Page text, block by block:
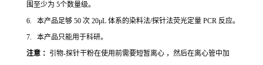
围至少为 5个数量级。
6. 本产品足够 50 次 20μL 体系的染料法/探针法荧光定量 PCR 反应。
7. 本产品只能用于科研。
注意 ： 引物-探针干粉在使用前需要短暂离心 ，然后在离心管中加